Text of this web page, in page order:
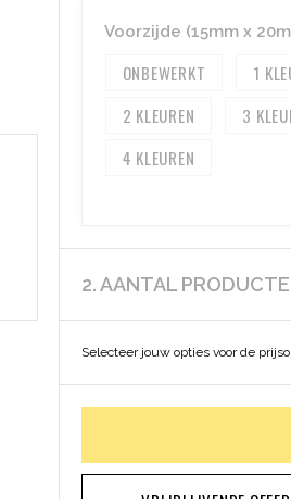
Voorzijde (15mm x
ONBEWERKT
1
2
3
4
2. AANTAL
Selecteer jouw opties voor de